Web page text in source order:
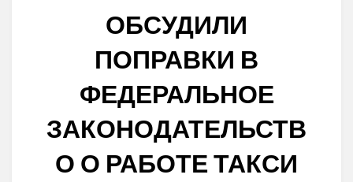
ОБСУДИЛИ
ПОПРАВКИ В
ФЕДЕРАЛЬНОЕ
ЗАКОНОДАТЕЛЬСТВ
О О РАБОТЕ ТАКСИ